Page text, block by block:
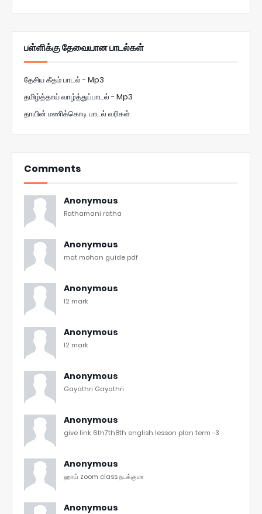
பள்ளிக்கு தேவையான பாடல்கள்
தேசிய கீதம் பாடல் - Mp3
தமிழ்த்தாய் வாழ்த்துப்பாடல் - Mp3
தாயின் மணிக்கொடி பாடல் வரிகள்
Comments
Anonymous
Rathamani ratha
Anonymous
mat mohan guide pdf
Anonymous
12 mark
Anonymous
12 mark
Anonymous
Gayathri Gayathri
Anonymous
give link 6th7th8th english lesson plan term -3
Anonymous
ஹாய் zoom class நடக்குமா
Anonymous